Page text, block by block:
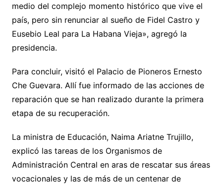
medio del complejo momento histórico que vive el
país, pero sin renunciar al sueño de Fidel Castro y
Eusebio Leal para La Habana Vieja», agregó la
presidencia.
Para concluir, visitó el Palacio de Pioneros Ernesto
Che Guevara. Allí fue informado de las acciones de
reparación que se han realizado durante la primera
etapa de su recuperación.
La ministra de Educación, Naima Ariatne Trujillo,
explicó las tareas de los Organismos de
Administración Central en aras de rescatar sus áreas
vocacionales y las de más de un centenar de